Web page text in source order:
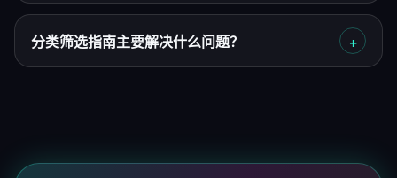
分类筛选指南主要解决什么问题？